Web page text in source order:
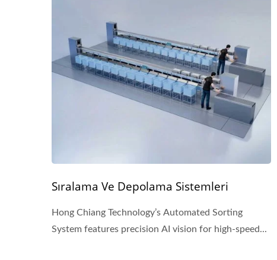
Sıralama Ve Depolama Sistemleri
Hong Chiang Technology’s Automated Sorting
System features precision AI vision for high-speed...